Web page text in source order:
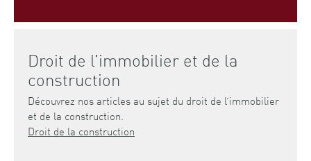
Droit de l’immobilier et de la
construction
Découvrez nos articles au sujet du droit de l’immobilier
et de la construction.
Droit de la construction